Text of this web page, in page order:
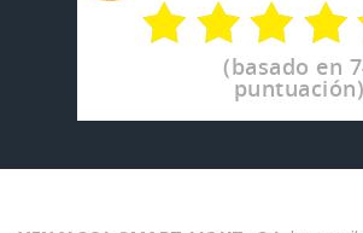
(basado en
puntuación)